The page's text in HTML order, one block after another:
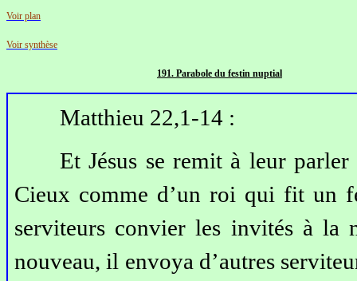
Voir plan
Voir synthèse
191. Parabole du festin nuptial
Matthieu 22,1-14 :
Et Jésus se remit à leur
Cieux comme d’un roi qui fit un
serviteurs convier les invités à la
nouveau, il envoya d’autres